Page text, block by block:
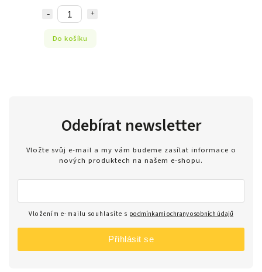
Do košíku
Odebírat newsletter
Vložte svůj e-mail a my vám budeme zasílat informace o
nových produktech na našem e-shopu.
Vložením e-mailu souhlasíte s podmínkami ochrany osobních údajů
Přihlásit se